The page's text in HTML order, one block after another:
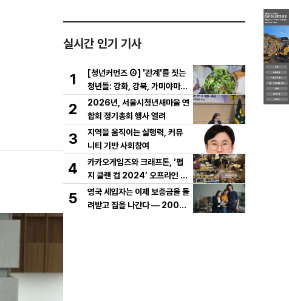
실시간 인기 기사
1
[청년커먼즈 ④] '관계'를 짓는
청년들: 강화, 강북, 가미야마의
실험
2
2026년, 서울시청년새마을 연
합회 정기총회 행사 열려
3
지역을 움직이는 실행력, 커뮤
니티 기반 사회참여
4
카카오게임즈와 크래프톤, ‘펍
지 클랜 컵 2024’ 오프라인 결
선 성료
5
영국 세입자는 이제 보증금을 돌
려받고 집을 나간다 — 2007